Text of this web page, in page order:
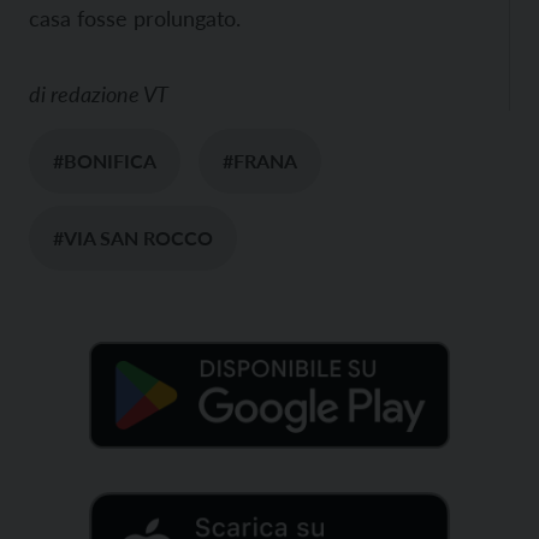
casa fosse prolungato.
di redazione VT
#BONIFICA #FRANA
#VIA SAN ROCCO